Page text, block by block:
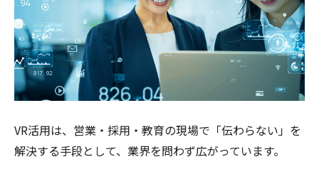
VR活用は、営業・採用・教育の現場で「伝わらない」を
解決する手段として、業界を問わず広がっています。